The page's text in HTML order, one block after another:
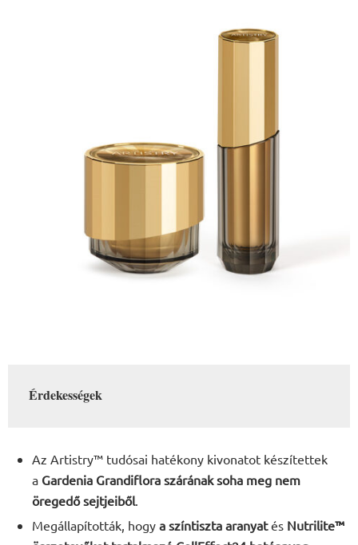
Érdekességek
Az Artistry™ tudósai hatékony kivonatot készítettek
a Gardenia Grandiflora szárának soha meg nem
öregedő sejtjeiből
Megállapították, hogy a színtiszta aranyatés Nutrilite™